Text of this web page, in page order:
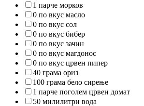
1 парче морков
0 по вкус масло
0 по вкус сол
0 по вкус бибер
0 по вкус зачин
0 по вкус магдонос
0 по вкус црвен пипер
40 грама ориз
100 грама бело сирење
1 парче поголем црвен домат
50 милилитри вода